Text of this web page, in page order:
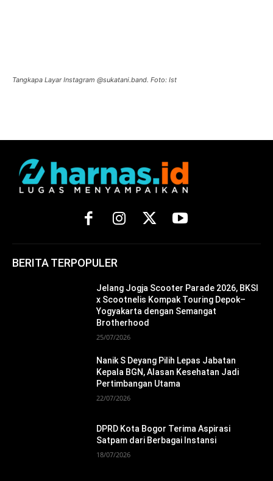
Tangkapa Layar Instagram @sukatani.band. Foto: Ist
BERITA TERPOPULER
Jelang Jogja Scooter Parade 2026, BKSI
x Scootnelis Kompak Touring Depok–
Yogyakarta dengan Semangat
Brotherhood
25/07/2026
Nanik S Deyang Pilih Lepas Jabatan
Kepala BGN, Alasan Kesehatan Jadi
Pertimbangan Utama
22/07/2026
DPRD Kota Bogor Terima Aspirasi
Satpam dari Berbagai Instansi
18/07/2026